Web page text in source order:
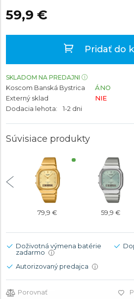
59,9 €
Pridať do
SKLADOM NA PREDAJNI
Koscom Banská Bystrica
ÁNO
Externý sklad
NIE
Dodacia lehota:
1-2 dni
Súvisiace produkty
79,9 € 59,9 €
Doživotná výmena batérie
zadarmo
i
Autorizovaný predajca i
Porovnať